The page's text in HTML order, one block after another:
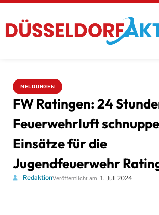
MELDUNGEN
FW Ratingen: 24
Feuerwehrluft
Einsätze für die
Jugendfeuerwehr
RedaktionVeröffentlicht am 1. Juli 2024